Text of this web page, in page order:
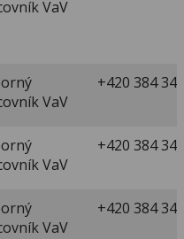
VaV
VaV
+420 384
VaV
+420 384
VaV
+420 384